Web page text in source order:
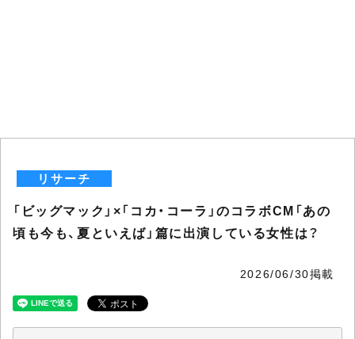
リサーチ
「ビッグマック」×「コカ・コーラ」のコラボCM「あの
頃も今も、夏といえば」篇に出演している女性は？
2026/06/30掲載